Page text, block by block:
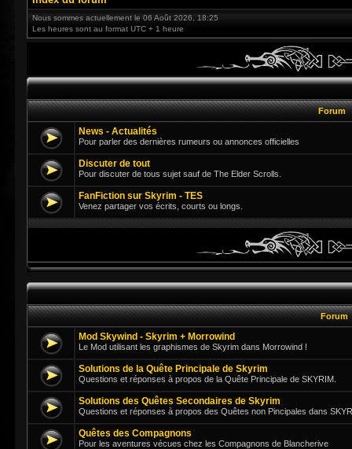
Nous sommes actuellement le 06 Août 2026, 18:25
Les heures sont au format UTC + 1 heure
Forum
News - Actualités
Pour parler des dernières rumeurs ou annonces officielles
Discuter de tout
Pour discuter de tous sujet sauf de The Elder Scrolls.
FanFiction sur Skyrim - TES
Venez partager vos écrits, courts ou longs.
Forum
Mod Skywind - Skyrim + Morrowind
Le Mod utilisant les graphismes de Skyrim dans Morrowind !
Solutions de la Quête Principale de Skyrim
Questions et réponses à propos de la Quête Principale de SKYRIM.
Solutions des Quêtes Secondaires de Skyrim
Questions et réponses à propos des Quêtes non Pincipales dans
Quêtes des Compagnons
Pour les aventures vécues chez les Compagnons de Blancherive